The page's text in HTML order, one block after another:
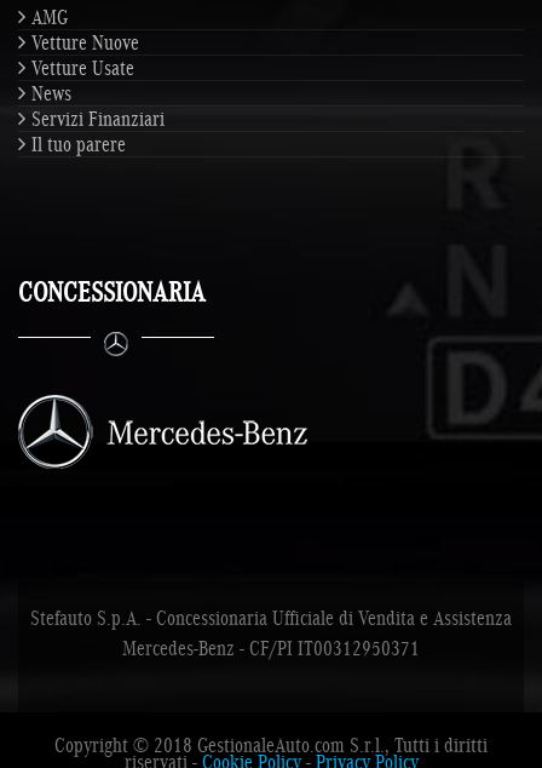
AMG
Vetture Nuove
Vetture Usate
News
Servizi Finanziari
Il tuo parere
CONCESSIONARIA
Stefauto S.p.A. - Concessionaria Ufficiale di Vendita e Assistenza
Mercedes-Benz - CF/PI IT00312950371
Copyright © 2018 GestionaleAuto.com S.r.l., Tutti i diritti
riservati -Cookie Policy-Privacy Policy